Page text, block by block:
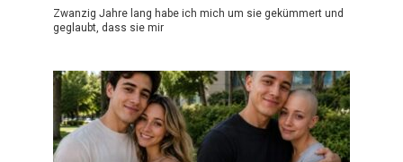
Zwanzig Jahre lang habe ich mich um sie gekümmert und
geglaubt, dass sie mir